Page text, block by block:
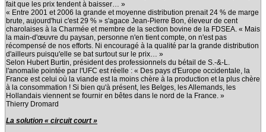
fait que les prix tendent à baisser… »
« Entre 2001 et 2006 la grande et moyenne distribution prenait 24 % de marge
brute, aujourd'hui c'est 29 % » s'agace Jean-Pierre Bon, éleveur de cent
charolaises à la Charmée et membre de la section bovine de la FDSEA. « Mais
la main-d'œuvre du paysan, personne n'en tient compte, on n'est pas
récompensé de nos efforts. Ni encouragé à la qualité par la grande distribution
d'ailleurs puisqu'elle se bat surtout sur le prix… »
Selon Hubert Burtin, président des professionnels du bétail de S.-&-L.
l'anomalie pointée par l'UFC est réelle : « Des pays d'Europe occidentale, la
France est celui où la viande est la moins chère à la production et la plus chère
à la consommation ! Si bien qu'à présent, les Belges, les Allemands, les
Hollandais viennent se fournir en bêtes dans le nord de la France. »
Thierry Dromard
La solution « circuit court »